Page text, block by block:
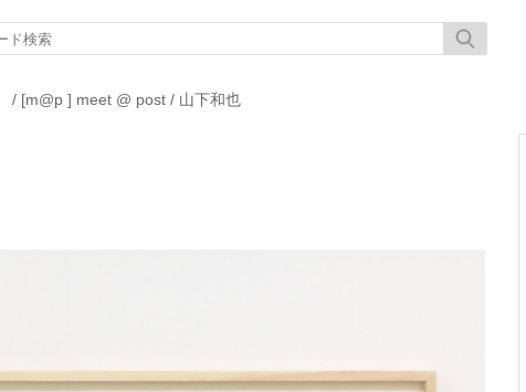
/ [m@p ] meet @ post / 山下和也